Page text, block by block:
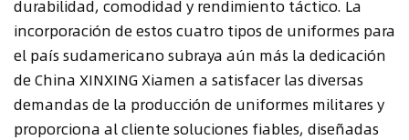
durabilidad, comodidad y rendimiento táctico. La
incorporación de estos cuatro tipos de uniformes para
el país sudamericano subraya aún más la dedicación
de China XINXING Xiamen a satisfacer las diversas
demandas de la producción de uniformes militares y
proporciona al cliente soluciones fiables, diseñadas